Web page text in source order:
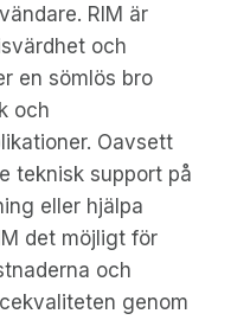
RIM är
och
en sömlös bro
och
Oavsett
teknisk support på
eller hjälpa
det möjligt för
och
genom